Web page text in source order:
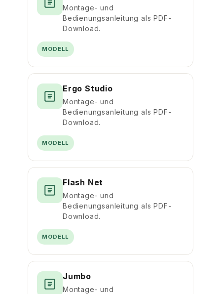
Montage- und
Bedienungsanleitung als PDF-
Download.
MODELL
Ergo Studio
Montage- und
Bedienungsanleitung als PDF-
Download.
MODELL
Flash Net
Montage- und
Bedienungsanleitung als PDF-
Download.
MODELL
Jumbo
Montage- und